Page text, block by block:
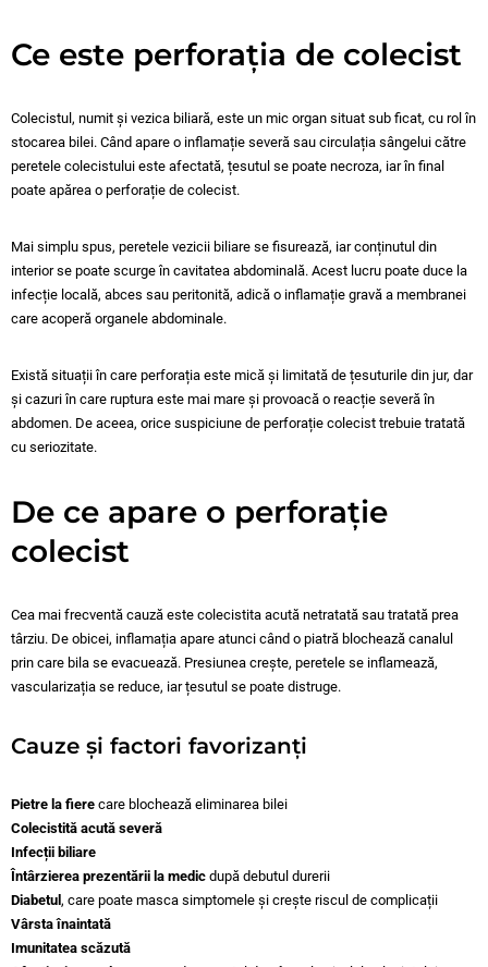
Ce este perforația de colecist
Colecistul, numit și vezica biliară, este un mic organ situat sub ficat, cu rol în
stocarea bilei. Când apare o inflamație severă sau circulația sângelui către
peretele colecistului este afectată, țesutul se poate necroza, iar în final
poate apărea o perforație de colecist.
Mai simplu spus, peretele vezicii biliare se fisurează, iar conținutul din
interior se poate scurge în cavitatea abdominală. Acest lucru poate duce la
infecție locală, abces sau peritonită, adică o inflamație gravă a membranei
care acoperă organele abdominale.
Există situații în care perforația este mică și limitată de țesuturile din jur, dar
și cazuri în care ruptura este mai mare și provoacă o reacție severă în
abdomen. De aceea, orice suspiciune de perforație colecist trebuie tratată
cu seriozitate.
De ce apare o perforație
colecist
Cea mai frecventă cauză este colecistita acută netratată sau tratată prea
târziu. De obicei, inflamația apare atunci când o piatră blochează canalul
prin care bila se evacuează. Presiunea crește, peretele se inflamează,
vascularizația se reduce, iar țesutul se poate distruge.
Cauze și factori favorizanți
Pietre la fiere care blochează eliminarea bilei
Colecistită acută severă
Infecții biliare
Întârzierea prezentării la medic după debutul durerii
Diabetul , care poate masca simptomele și crește riscul de complicații
Vârsta înaintată
Imunitatea scăzută